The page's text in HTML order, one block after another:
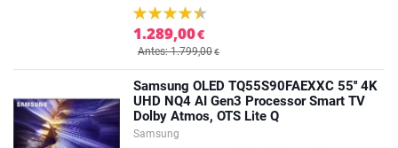
1.289,00€
Antes: 1.799,00€
Samsung OLED TQ55S90FAEXXC 55'' 4K
UHD NQ4 AI Gen3 Processor Smart TV
Dolby Atmos, OTS Lite Q
Samsung